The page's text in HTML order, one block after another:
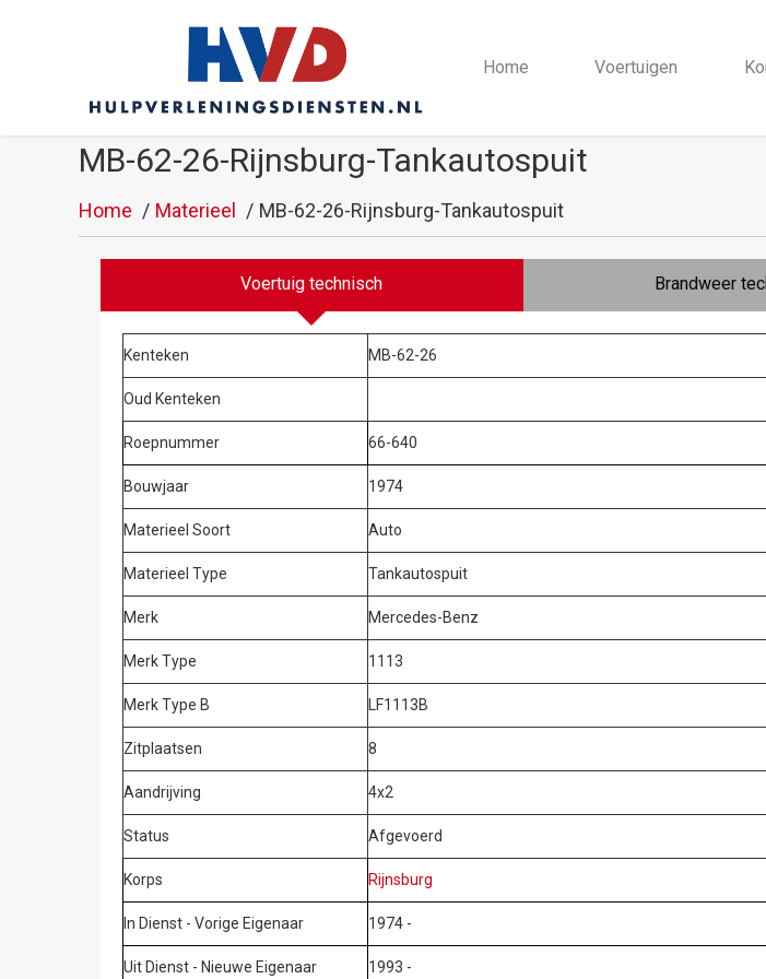
Home Voertuigen
MB-62-26-Rijnsburg-Tankautospuit
Home Materieel MB-62-26-Rijnsburg-Tankautospuit
Voertuig technisch Brandweer
Kenteken MB-62-26
Oud Kenteken
Roepnummer 66-640
Bouwjaar 1974
Materieel Soort Auto
Materieel Type Tankautospuit
Merk Mercedes-Benz
Merk Type 1113
Merk Type B LF1113B
Zitplaatsen 8
Aandrijving 4x2
Status Afgevoerd
Korps Rijnsburg
In Dienst - Vorige Eigenaar 1974 -
Uit Dienst - Nieuwe Eigenaar 1993 -